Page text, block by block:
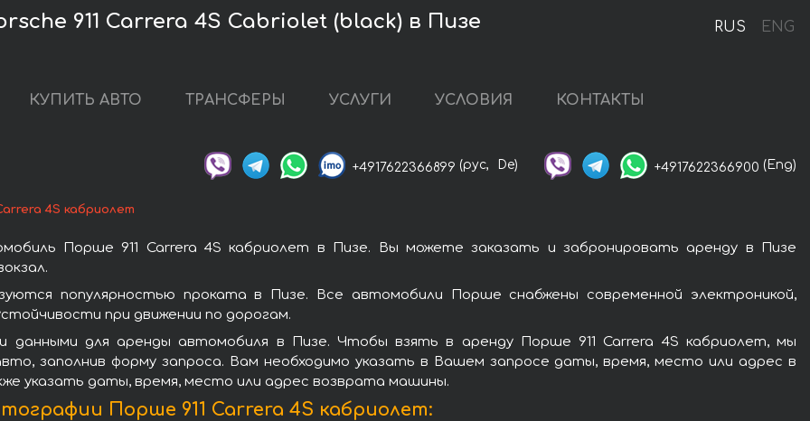
RUS ENG
911 Carrera 4S Cabriolet (black) в Пизе
КУПИТЬ АВТО ТРАНСФЕРЫ УСЛУГИ УСЛОВИЯ КОНТАКТЫ
+4917622366899 (рус, De) +4917622366900 (Eng)
4S кабриолет
Порше 911 Carrera 4S кабриолет в Пизе. Вы можете заказать и забронировать аренду в Пизе
популярностью проката в Пизе. Все автомобили Порше снабжены современной электроникой,
при движении по дорогам.
данными для аренды автомобиля в Пизе. Чтобы взять в аренду Порше 911 Carrera 4S кабриолет, мы
заполнив форму запроса. Вам необходимо указать в Вашем запросе даты, время, место или адрес в
указать даты, время, место или адрес возврата машины.
Порше 911 Carrera 4S кабриолет: